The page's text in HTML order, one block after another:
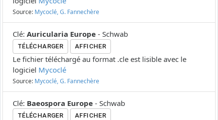
Source: Mycoclé, G. Fannechère
Clé: Auricularia Europe - Schwab
TÉLÉCHARGER AFFICHER
Le fichier téléchargé au format .cle est lisible avec le
logiciel Mycoclé
Source: Mycoclé, G. Fannechère
Clé: Baeospora Europe - Schwab
TÉLÉCHARGER AFFICHER